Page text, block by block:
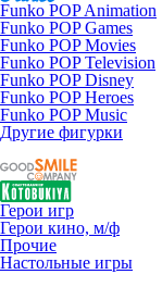
Funko POP Animation
Funko POP Games
Funko POP Movies
Funko POP Television
Funko POP Disney
Funko POP Heroes
Funko POP Music
Другие фигурки
Герои игр
Герои кино, м/ф
Прочие
Настольные игры